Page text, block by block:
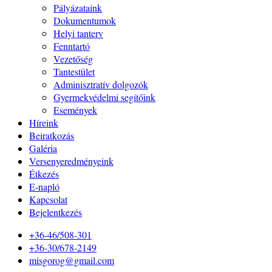
Pályázataink
Dokumentumok
Helyi tanterv
Fenntartó
Vezetőség
Tantestület
Adminisztratív dolgozók
Gyermekvédelmi segítőink
Események
Híreink
Beiratkozás
Galéria
Versenyeredményeink
Étkezés
E-napló
Kapcsolat
Bejelentkezés
+36-46/508-301
+36-30/678-2149
misgorog@gmail.com